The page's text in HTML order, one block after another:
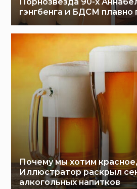
Порнозвезда 90-х
гэнгбенга и БДСМ плавно
Почему мы хотим
Иллюстратор раскрыл
алкогольных напитков